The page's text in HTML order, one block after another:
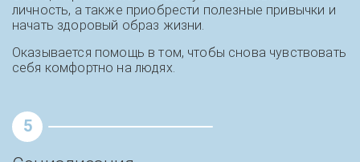
личность, а также приобрести полезные привычки и
начать здоровый образ жизни.
Оказывается помощь в том, чтобы снова чувствовать
себя комфортно на людях.
5